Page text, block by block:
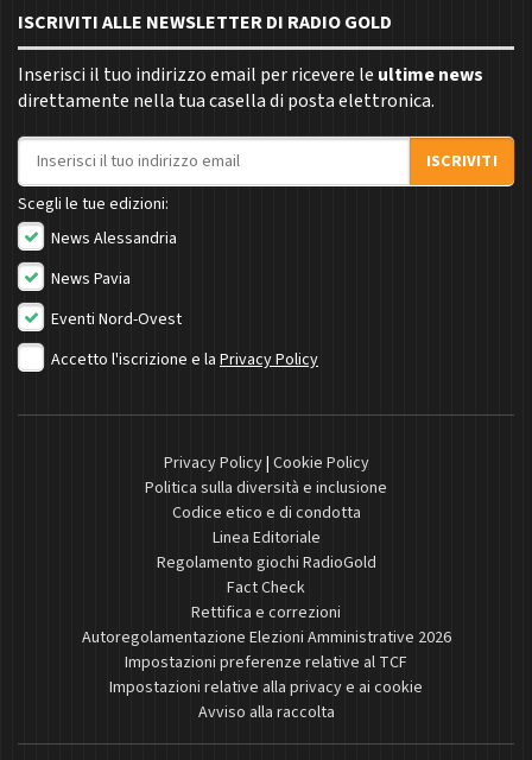
ISCRIVITI ALLE NEWSLETTER DI RADIO GOLD
Inserisci il tuo indirizzo email per ricevere le ultime news
direttamente nella tua casella di posta elettronica.
Indirizzo email
ISCRIVITI
Scegli le tue edizioni:
News Alessandria
News Pavia
Eventi Nord-Ovest
Accetto l'iscrizione e la Privacy Policy
Privacy Policy| Cookie Policy
Politica sulla diversità e inclusione
Codice etico e di condotta
Linea Editoriale
Regolamento giochi RadioGold
Fact Check
Rettifica e correzioni
Autoregolamentazione Elezioni Amministrative 2026
Impostazioni preferenze relative al TCF
Impostazioni relative alla privacy e ai cookie
Avviso alla raccolta